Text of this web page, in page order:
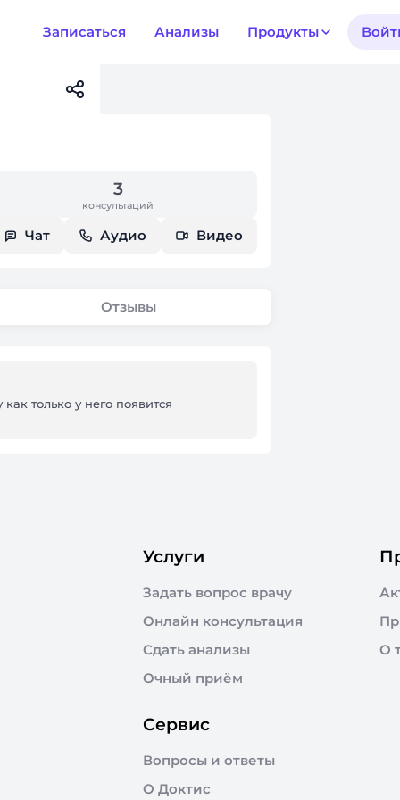
Записаться Анализы Продукты
3
консультаций
Чат Аудио Видео
Отзывы
только у него появится
Услуги
Задать вопрос врачу
Онлайн консультация
Сдать анализы
Очный приём
О
Сервис
Вопросы и ответы
О Доктис